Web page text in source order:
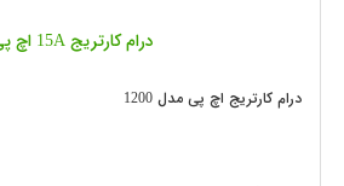
درام کارتریج 15A اچ پی
درام کارتریج اچ پی مدل 1200